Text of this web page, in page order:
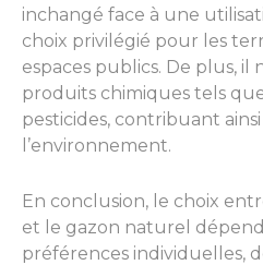
inchangé face à une
choix privilégié pour les
espaces publics. De plus, il
produits chimiques tels
pesticides, contribuant
l’environnement.
En conclusion, le choix
et le gazon naturel
préférences individuelles,